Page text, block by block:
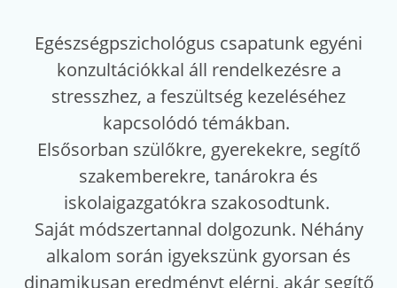
Egészségpszichológus csapatunk egyéni
konzultációkkal áll rendelkezésre a
stresszhez, a feszültség kezeléséhez
kapcsolódó témákban.
Elsősorban szülőkre, gyerekekre, segítő
szakemberekre, tanárokra és
iskolaigazgatókra szakosodtunk.
Saját módszertannal dolgozunk. Néhány
alkalom során igyekszünk gyorsan és
dinamikusan eredményt elérni, akár segítő